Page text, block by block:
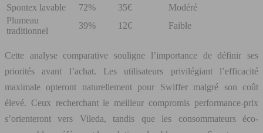
Spontex lavable
72% 35€
Modéré
Plumeau
traditionnel
39% 12€ Faible
Cette analyse comparative souligne l’importance de définir ses
priorités avant l’achat. Les utilisateurs privilégiant l’efficacité
maximale opteront naturellement pour Swiffer malgré son coût
élevé. Ceux recherchant le meilleur compromis performance-prix
s’orienteront vers Vileda, tandis que les consommateurs éco-